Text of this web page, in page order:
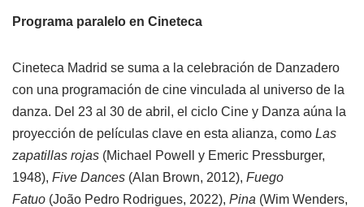
Programa paralelo en Cineteca
Cineteca Madrid se suma a la celebración de Danzadero
con una programación de cine vinculada al universo de la
danza. Del 23 al 30 de abril, el ciclo Cine y Danza aúna la
proyección de películas clave en esta alianza, como Las
zapatillas rojas (Michael Powell y Emeric Pressburger,
1948), Five Dances (Alan Brown, 2012), Fuego
Fatuo (João Pedro Rodrigues, 2022), Pina (Wim Wenders,